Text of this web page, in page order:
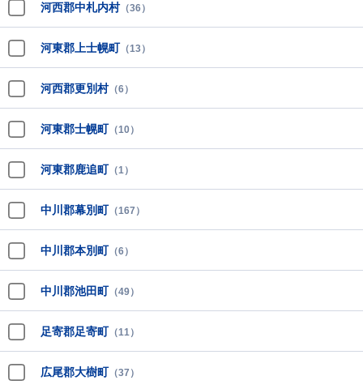
河西郡中札内村（36）
河東郡上士幌町 （13）
河西郡更別村（6）
河東郡士幌町 （10）
河東郡鹿追町 （1）
中川郡幕別町 （167）
中川郡本別町 （6）
中川郡池田町 （49）
足寄郡足寄町 （11）
広尾郡大樹町 （37）